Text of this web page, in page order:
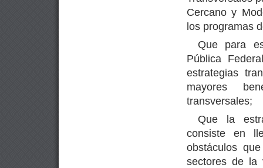
Cercano y
los programas
Que para
Pública
estrategias
mayores
transversales;
Que la
consiste en
obstáculos
sectores de la